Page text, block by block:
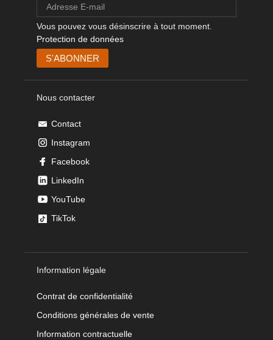
Vous pouvez vous désinscrire à tout moment.
Protection de données
Nous contacter
Contact
Instagram
Facebook
LinkedIn
YouTube
TikTok
Information légale
Contrat de confidentialité
Conditions générales de vente
Information contractuelle